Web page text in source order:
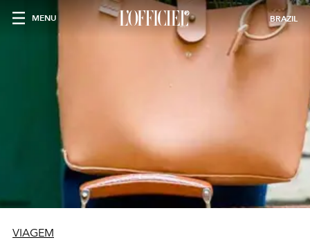
MENU BRAZIL
VIAGEM